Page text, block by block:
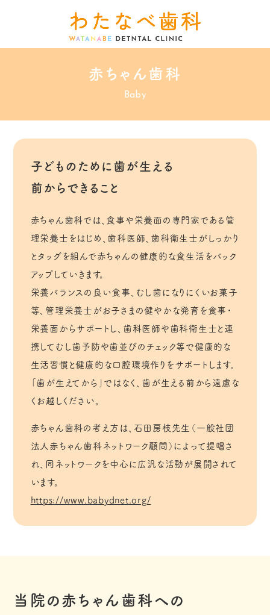
赤ちゃん歯科
Baby
子どものために歯が生える
前からできること
赤ちゃん歯科では、食事や栄養面の専門家である管
理栄養士をはじめ、歯科医師、歯科衛生士がしっかり
とタッグを組んで赤ちゃんの健康的な食生活をバック
アップしていきます。
栄養バランスの良い食事、むし歯になりにくいお菓子
等、管理栄養士がお子さまの健やかな発育を食事・
栄養面からサポートし、歯科医師や歯科衛生士と連
携してむし歯予防や歯並びのチェック等で健康的な
生活習慣と健康的な口腔環境作りをサポートします。
「歯が生えてから」ではなく、歯が生える前から遠慮な
くお越しください。
赤ちゃん歯科の考え方は、石田房枝先生（一般社団
法人赤ちゃん歯科ネットワーク顧問）によって提唱さ
れ、同ネットワークを中心に広汎な活動が展開されて
います。
https://www.babydnet.org/
当院の赤ちゃん歯科への